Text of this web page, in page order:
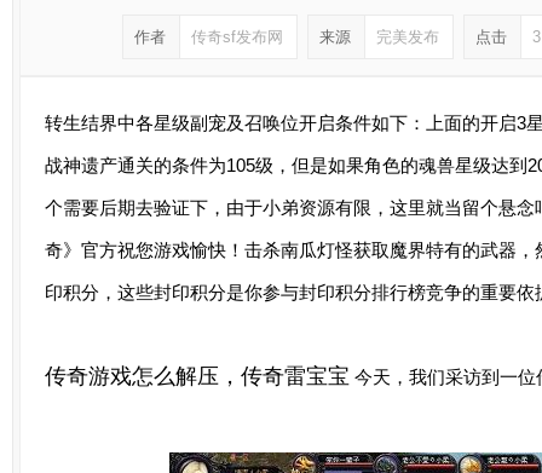
作者 传奇sf发布网 来源 完美发布 点击
转生结界中各星级副宠及召唤位开启条件如下：上面的开启3
战神遗产通关的条件为105级，但是如果角色的魂兽星级达到
个需要后期去验证下，由于小弟资源有限，这里就当留个悬
奇》官方祝您游戏愉快！击杀南瓜灯怪获取魔界特有的武器
印积分，这些封印积分是你参与封印积分排行榜竞争的重要依
传奇游戏怎么解压，传奇雷宝宝 今天，我们采访到一